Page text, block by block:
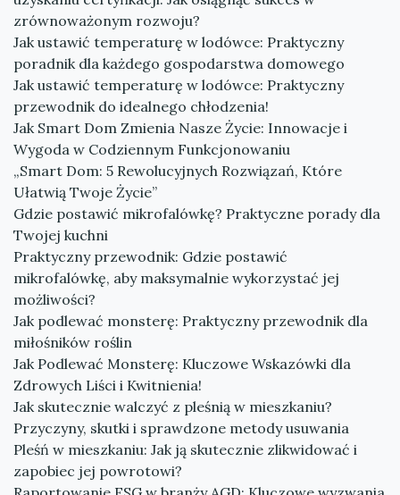
zrównoważonym rozwoju?
Jak ustawić temperaturę w lodówce: Praktyczny
poradnik dla każdego gospodarstwa domowego
Jak ustawić temperaturę w lodówce: Praktyczny
przewodnik do idealnego chłodzenia!
Jak Smart Dom Zmienia Nasze Życie: Innowacje i
Wygoda w Codziennym Funkcjonowaniu
„Smart Dom: 5 Rewolucyjnych Rozwiązań, Które
Ułatwią Twoje Życie”
Gdzie postawić mikrofalówkę? Praktyczne porady dla
Twojej kuchni
Praktyczny przewodnik: Gdzie postawić
mikrofalówkę, aby maksymalnie wykorzystać jej
możliwości?
Jak podlewać monsterę: Praktyczny przewodnik dla
miłośników roślin
Jak Podlewać Monsterę: Kluczowe Wskazówki dla
Zdrowych Liści i Kwitnienia!
Jak skutecznie walczyć z pleśnią w mieszkaniu?
Przyczyny, skutki i sprawdzone metody usuwania
Pleśń w mieszkaniu: Jak ją skutecznie zlikwidować i
zapobiec jej powrotowi?